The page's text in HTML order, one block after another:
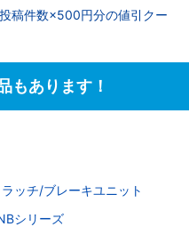
稿件数×500円分の値引クー
もあります！
ッチ/ブレーキユニット
シリーズ